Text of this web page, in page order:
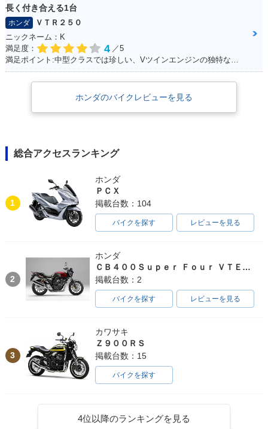
長く付き合える1台
ホンダ
ＶＴＲ２５０
ニックネーム：K
満足度：
4 ／5
ホンダのバイクレビューを見る
総合アクセスランキング
1
ホンダ
ＰＣＸ
掲載台数：104
バイクを探す レビューを見る
2
ホンダ
ＣＢ４００Ｓｕｐｅｒ Ｆｏｕｒ ＶＴＥＣ ＳＰＥＣ３
掲載台数：2
バイクを探す レビューを見る
3
カワサキ
Ｚ９００ＲＳ
掲載台数：15
バイクを探す
4位以降のランキングを見る